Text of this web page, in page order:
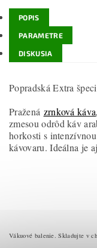
POPIS
PARAMETRE
DISKUSIA
Popradská Extra
Pražená zrnková káva,
zmesou odrôd káv
horkosti s
kávovaru. Ideálna je
Vákuové balenie. Skladujte v